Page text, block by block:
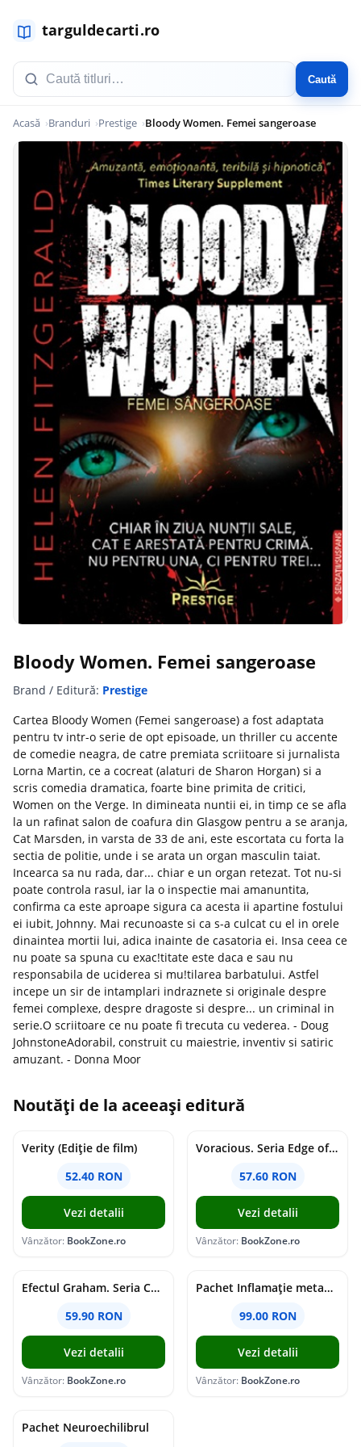
Caută
Acasă Branduri Prestige Bloody Women. Femei sangeroase
Bloody Women. Femei sangeroase
Brand / Editură: Prestige
Cartea Bloody Women (Femei sangeroase) a fost adaptata
pentru tv intr-o serie de opt episoade, un thriller cu accente
de comedie neagra, de catre premiata scriitoare si jurnalista
Lorna Martin, ce a cocreat (alaturi de Sharon Horgan) si a
scris comedia dramatica, foarte bine primita de critici,
Women on the Verge. In dimineata nuntii ei, in timp ce se afla
la un rafinat salon de coafura din Glasgow pentru a se aranja,
Cat Marsden, in varsta de 33 de ani, este escortata cu forta la
sectia de politie, unde i se arata un organ masculin taiat.
Incearca sa nu rada, dar... chiar e un organ retezat. Tot nu-si
poate controla rasul, iar la o inspectie mai amanuntita,
confirma ca este aproape sigura ca acesta ii apartine fostului
ei iubit, Johnny. Mai recunoaste si ca s-a culcat cu el in orele
dinaintea mortii lui, adica inainte de casatoria ei. Insa ceea ce
nu poate sa spuna cu exac!titate este daca e sau nu
responsabila de uciderea si mu!tilarea barbatului. Astfel
incepe un sir de intamplari indraznete si originale despre
femei complexe, despre dragoste si despre... un criminal in
serie.O scriitoare ce nu poate fi trecuta cu vederea. - Doug
JohnstoneAdorabil, construit cu maiestrie, inventiv si satiric
amuzant. - Donna Moor
Noutăți de la aceeași editură
Verity (Ediție de film)
52.40 RON
Vezi detalii
Vânzător: BookZone.ro
Voracious. Seria Edge of Darkness Vol.2
57.60 RON
Vezi detalii
Vânzător: BookZone.ro
Efectul Graham. Seria Campus Diaries Vol.1
59.90 RON
Vezi detalii
Vânzător: BookZone.ro
Pachet Inflamație metabolism și creier
99.00 RON
Vezi detalii
Vânzător: BookZone.ro
Pachet Neuroechilibrul